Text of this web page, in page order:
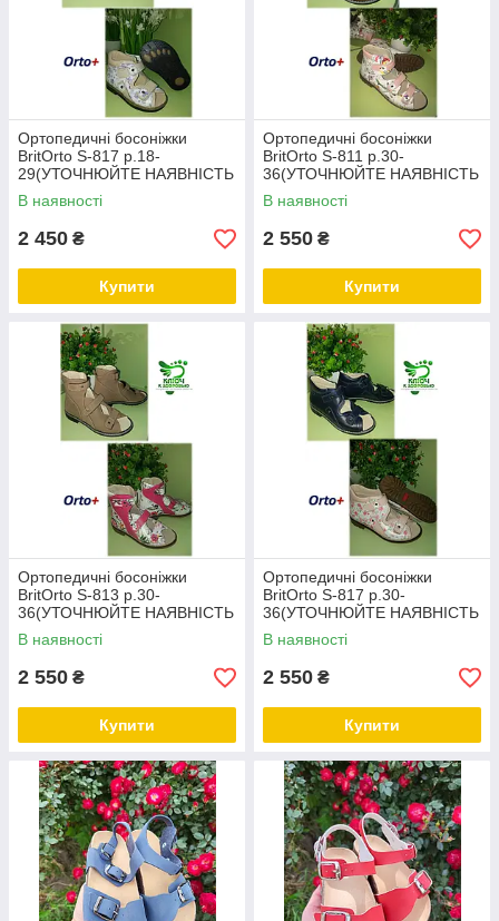
Ортопедичні босоніжки
BritOrto S-817 р.18-
29(УТОЧНЮЙТЕ НАЯВНІСТЬ
РОЗМІРУ)
В наявності
2 450 ₴
Купити
Ортопедичні босоніжки
BritOrto S-811 р.30-
36(УТОЧНЮЙТЕ НАЯВНІСТЬ
РОЗМІРУ)
В наявності
2 550 ₴
Купити
Ортопедичні босоніжки
BritOrto S-813 р.30-
36(УТОЧНЮЙТЕ НАЯВНІСТЬ
РОЗМІРУ)
В наявності
2 550 ₴
Купити
Ортопедичні босоніжки
BritOrto S-817 р.30-
36(УТОЧНЮЙТЕ НАЯВНІСТЬ
РОЗМІРУ)
В наявності
2 550 ₴
Купити